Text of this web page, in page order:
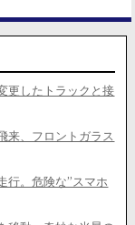
更したトラックと接
来、フロントガラス
行。危険な”スマホ